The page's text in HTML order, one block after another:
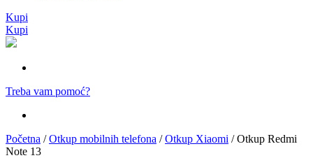
Kupi
Kupi
Treba vam pomoć?
Početna /Otkup mobilnih telefona /Otkup Xiaomi / Otkup Redmi
Note 13